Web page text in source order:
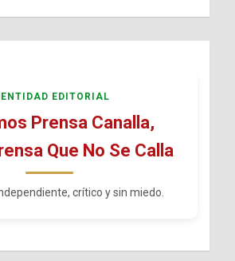
EDITORIAL
Prensa Canalla,
Que No Se Calla
crítico y sin miedo.